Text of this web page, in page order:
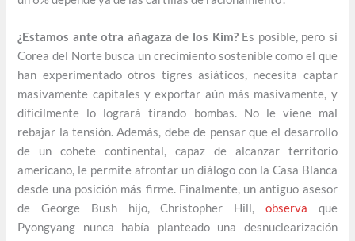
¿Estamos ante otra añagaza de los Kim?Es posible, pero si
Corea del Norte busca un crecimiento sostenible como el que
han experimentado otros tigres asiáticos, necesita captar
masivamente capitales y exportar aún más masivamente, y
difícilmente lo logrará tirando bombas. No le viene mal
rebajar la tensión. Además, debe de pensar que el desarrollo
de un cohete continental, capaz de alcanzar territorio
americano, le permite afrontar un diálogo con la Casa Blanca
desde una posición más firme. Finalmente, un antiguo asesor
de George Bush hijo, Christopher Hill, observa que
Pyongyang nunca había planteado una desnuclearización